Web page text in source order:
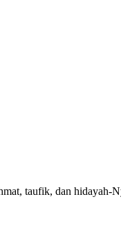
taufik, dan hidayah-